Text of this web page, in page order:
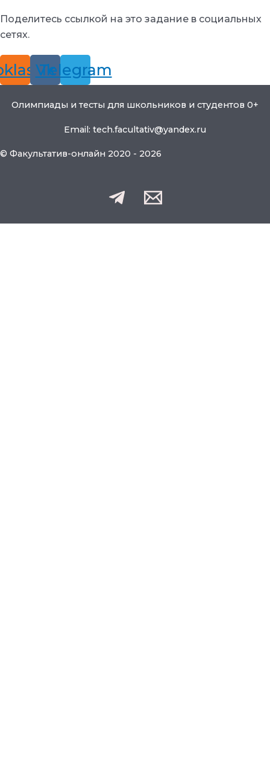
Поделитесь ссылкой на это задание в социальных
сетях.
Vk
Telegram
Олимпиады и тесты для школьников и студентов 0+
Email: tech.facultativ@yandex.ru
© Факультатив-онлайн 2020 - 2026